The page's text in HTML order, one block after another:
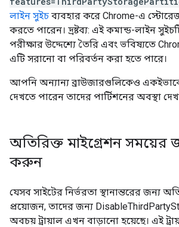
লাইন সুইচ ব্যবহার করে Chrome-এ স্টোরেজ
করতে পারেন। দ্রষ্টব্য: এই কমান্ড-লাইন
পরীক্ষার উদ্দেশ্যে তৈরি এবং ভবিষ্যতে
এটি সরানো বা পরিবর্তন করা হতে পারে।
আপনি অন্যান্য ব্রাউজারগুলিকেও
দেখতে পারেন তাদের পার্টিশনের অবস্থা
অতিরিক্ত মাইগ্রেশন
করুন
যেসব সাইটের নির্ভরতা স্থানান্তরের জন্য
প্রয়োজন, তাদের জন্য
অবচয় ট্রায়াল এখন বাড়ানো হয়েছে। এই